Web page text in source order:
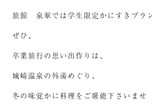
旅館 泉翠では学生限定かにすきプラ
ぜひ、
卒業旅行の思い出作りは、
城崎温泉の外湯めぐり、
冬の味覚かに料理をご堪能下さいませ